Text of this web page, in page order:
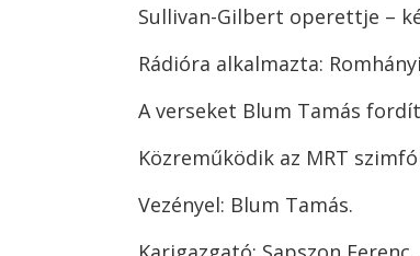
Sullivan-Gilbert operettje –
Rádióra alkalmazta:
A verseket Blum Tamás
Közreműködik az MRT
Vezényel: Blum Tamás.